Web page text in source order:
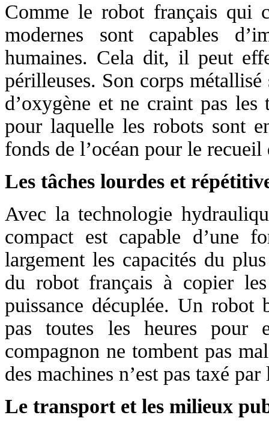
Comme le robot français qui
modernes sont capables
humaines. Cela dit, il peut
périlleuses. Son corps
d’oxygène et ne craint pas les
pour laquelle les robots sont
fonds de l’océan pour le
Les tâches lourdes et
Avec la technologie
compact est capable d’une
largement les capacités du
du robot français à copier
puissance décuplée. Un robot
pas toutes les heures pour
compagnon ne tombent pas
des machines n’est pas taxé par
Le transport et les milieux